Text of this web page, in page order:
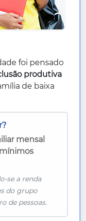
foi pensado
produtiva
de baixa
mensal
se a renda
do grupo
de pessoas.